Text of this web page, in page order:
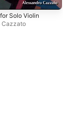
Solo Violin
Cazzato